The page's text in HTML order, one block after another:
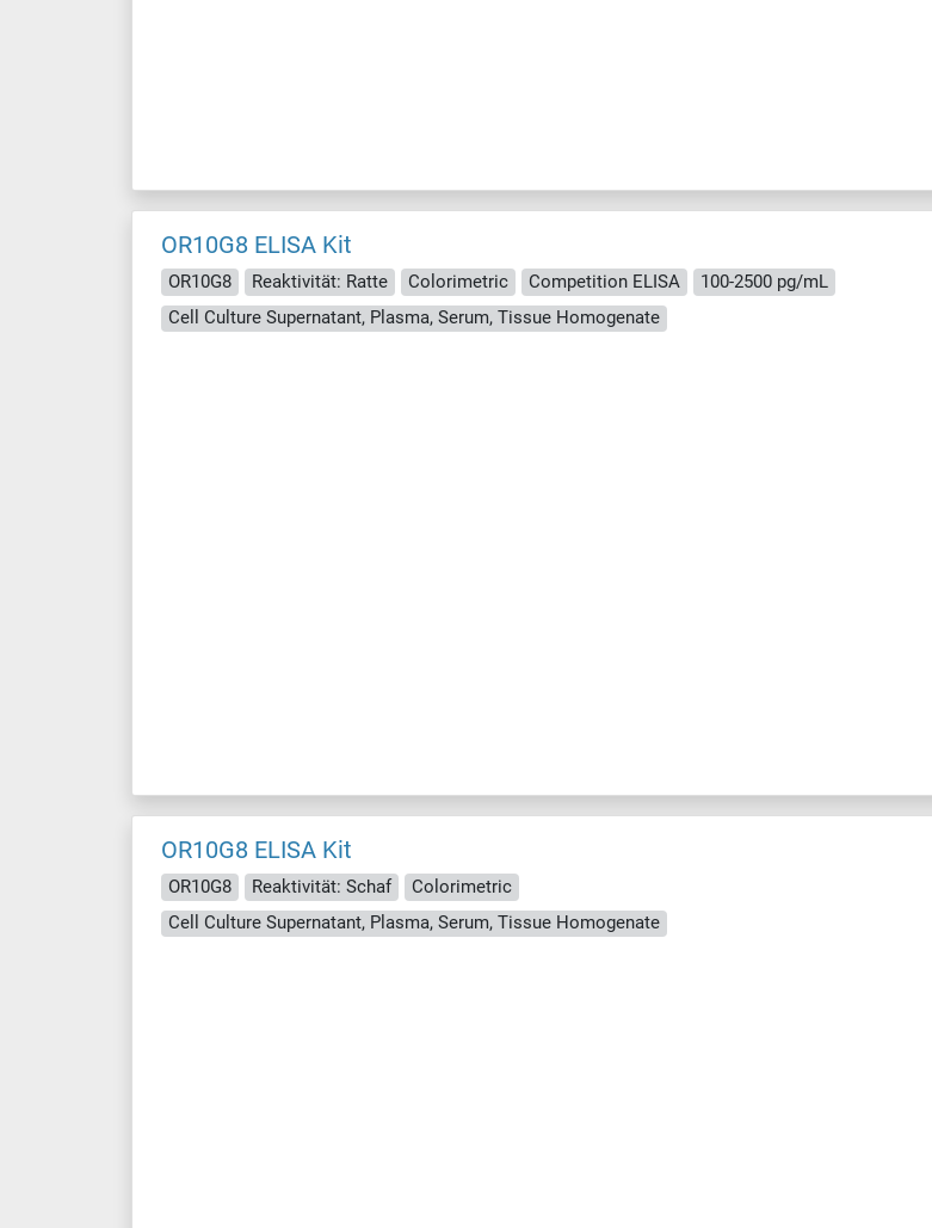
OR10G8 ELISA Kit
OR10G8 Reaktivität: Ratte Colorimetric Competition ELISA
100-2500 pg/mL
Cell Culture Supernatant, Plasma, Serum, Tissue Homogenate
OR10G8 ELISA Kit
OR10G8 Reaktivität: Schaf
Colorimetric
Cell Culture Supernatant, Plasma, Serum, Tissue Homogenate